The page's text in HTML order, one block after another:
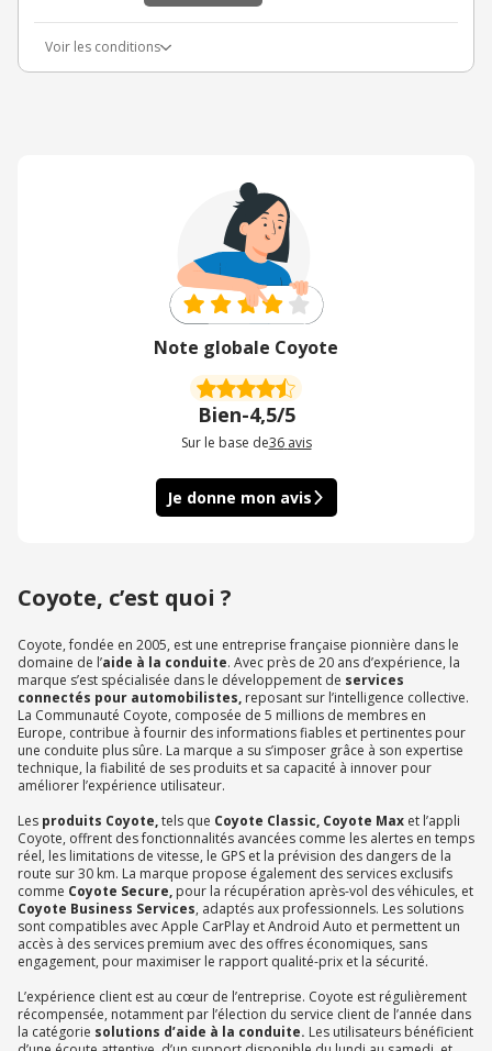
Voir les conditions
Note globale Coyote
Bien-4,5/5
Sur le base de36 avis
Je donne mon avis
Coyote, c’est quoi ?
Coyote, fondée en 2005, est une entreprise française pionnière dans le
domaine de l’aide à la conduite. Avec près de 20 ans d’expérience, la
marque s’est spécialisée dans le développement de services
connectés pour automobilistes, reposant sur l’intelligence collective.
La Communauté Coyote, composée de 5 millions de membres en
Europe, contribue à fournir des informations fiables et pertinentes pour
une conduite plus sûre. La marque a su s’imposer grâce à son expertise
technique, la fiabilité de ses produits et sa capacité à innover pour
améliorer l’expérience utilisateur.
Les produits Coyote,tels que Coyote Classic, Coyote Max et l’appli
Coyote, offrent des fonctionnalités avancées comme les alertes en temps
réel, les limitations de vitesse, le GPS et la prévision des dangers de la
route sur 30 km. La marque propose également des services exclusifs
comme Coyote Secure, pour la récupération après-vol des véhicules, et
Coyote Business Services, adaptés aux professionnels. Les solutions
sont compatibles avec Apple CarPlay et Android Auto et permettent un
accès à des services premium avec des offres économiques, sans
engagement, pour maximiser le rapport qualité-prix et la sécurité.
L’expérience client est au cœur de l’entreprise. Coyote est régulièrement
récompensée, notamment par l’élection du service client de l’année dans
la catégorie solutions d’aide à la conduite. Les utilisateurs bénéficient